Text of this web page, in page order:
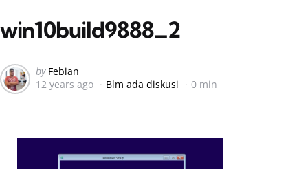
win10build9888_2
Posted
by
by Febian
12 years ago
Blm ada diskusi 0 min